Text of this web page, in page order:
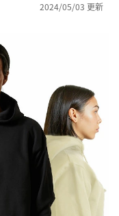
2024/05/03 更新